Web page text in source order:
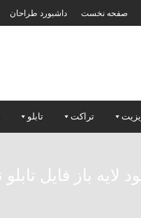
صفحه نخست داشبورد طراحان
تراکت تابلو
لایه باز فایل